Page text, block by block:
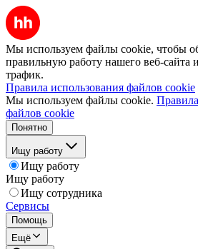
Мы используем файлы cookie, чтобы
правильную работу нашего веб-сайта
трафик.
Правила использования файлов cookie
Мы используем файлы cookie.
файлов cookie
Понятно
Ищу работу
Ищу работу
Ищу работу
Ищу сотрудника
Сервисы
Помощь
Ещё